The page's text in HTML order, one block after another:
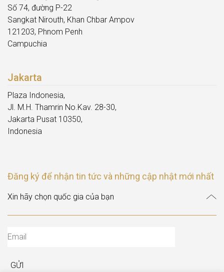
Số 74, đường P-22
Sangkat Nirouth, Khan Chbar Ampov
121203, Phnom Penh
Campuchia
Jakarta
Plaza Indonesia,
Jl. M.H. Thamrin No.Kav. 28-30,
Jakarta Pusat 10350,
Indonesia
Đăng ký để nhận tin tức và những cập nhật mới nhất
GỬI